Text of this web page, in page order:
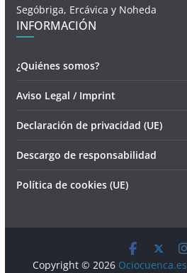
Segóbriga, Ercávica y Noheda
INFORMACIÓN
¿Quiénes somos?
Aviso Legal / Imprint
Declaración de privacidad (UE)
Descargo de responsabilidad
Política de cookies (UE)
Copyright © 2026 Ociocuenca.es